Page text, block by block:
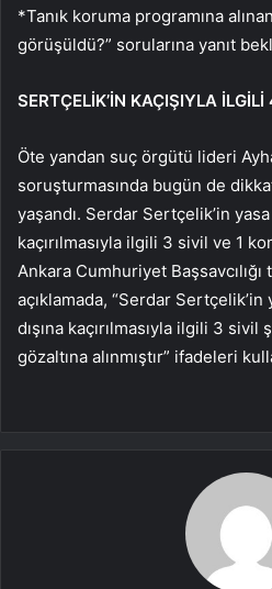
*Tanık koruma programına
görüşüldü?” sorularına yanıt
SERTÇELİK’İN KAÇIŞIYLA
Öte yandan suç örgütü lideri
soruşturmasında bugün de
yaşandı. Serdar Sertçelik’in yasa
kaçırılmasıyla ilgili 3 sivil ve 1
Ankara Cumhuriyet Başsavcılığı
açıklamada, “Serdar Sertçelik’in
dışına kaçırılmasıyla ilgili 3 sivil
gözaltına alınmıştır” ifadeleri